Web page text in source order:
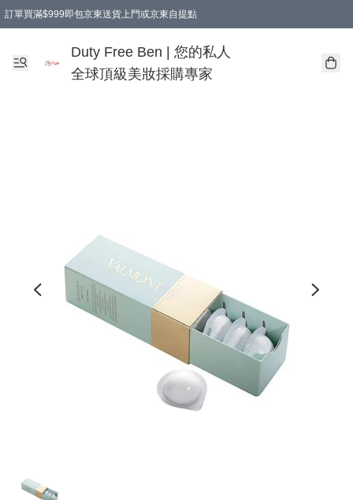
訂單買滿$999即包京東送貨上門或京東自提點
Duty Free Ben | 您的私人
全球頂級美妝採購專家